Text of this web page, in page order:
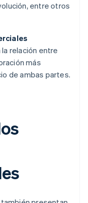
entre otros
relación entre
más
de ambas partes.